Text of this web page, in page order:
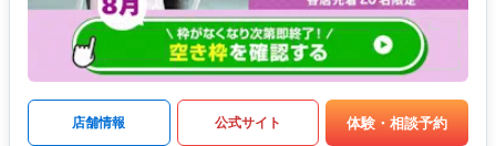
店舗情報 公式サイト 体験・相談予約